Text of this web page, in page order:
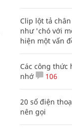
Clip lột tả
như 'chó với
hiện một vấn
Các công thức
nhớ
106
20 số điện
nên gọi